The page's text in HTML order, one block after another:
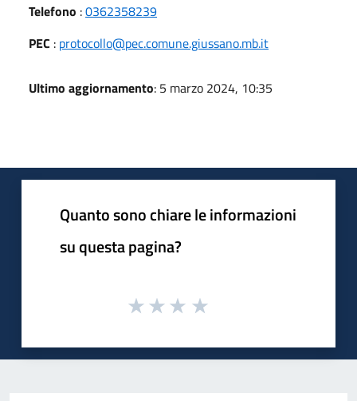
Telefono :0362358239
PEC : protocollo@pec.comune.giussano.mb.it
Ultimo aggiornamento: 5 marzo 2024, 10:35
Quanto sono chiare le informazioni
su questa pagina?